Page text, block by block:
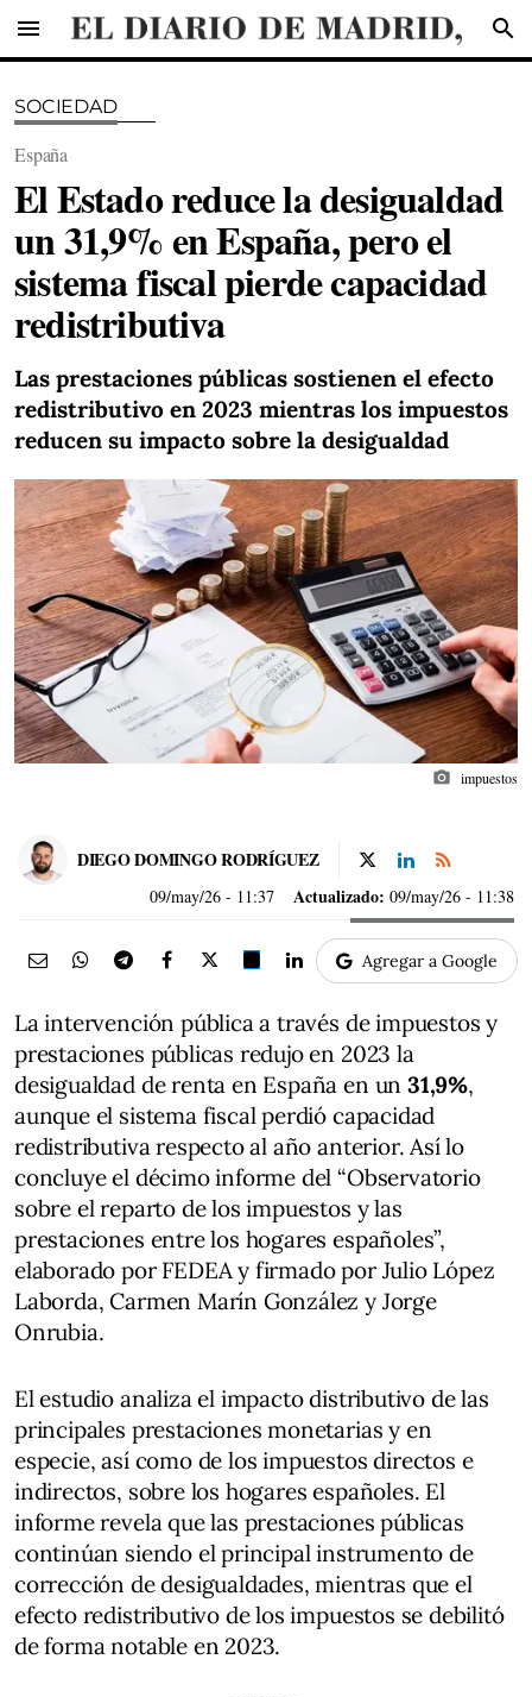
menu search
SOCIEDAD
España
El Estado reduce la desigualdad
un 31,9% en España, pero el
sistema fiscal pierde capacidad
redistributiva
Las prestaciones públicas sostienen el efecto
redistributivo en 2023 mientras los impuestos
reducen su impacto sobre la desigualdad
photo_camera impuestos
DIEGO DOMINGO RODRÍGUEZ
09/may/26 - 11:37 Actualizado: 09/may/26 - 11:38
Agregar a Google
La intervención pública a través de impuestos y
prestaciones públicas redujo en 2023 la
desigualdad de renta en España en un 31,9%,
aunque el sistema fiscal perdió capacidad
redistributiva respecto al año anterior. Así lo
concluye el décimo informe del “Observatorio
sobre el reparto de los impuestos y las
prestaciones entre los hogares españoles”,
elaborado por FEDEA y firmado por Julio López
Laborda, Carmen Marín González y Jorge
Onrubia.
El estudio analiza el impacto distributivo de las
principales prestaciones monetarias y en
especie, así como de los impuestos directos e
indirectos, sobre los hogares españoles. El
informe revela que las prestaciones públicas
continúan siendo el principal instrumento de
corrección de desigualdades, mientras que el
efecto redistributivo de los impuestos se debilitó
de forma notable en 2023.